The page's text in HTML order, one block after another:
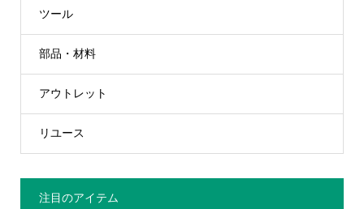
ツール
部品・材料
アウトレット
リユース
注目のアイテム